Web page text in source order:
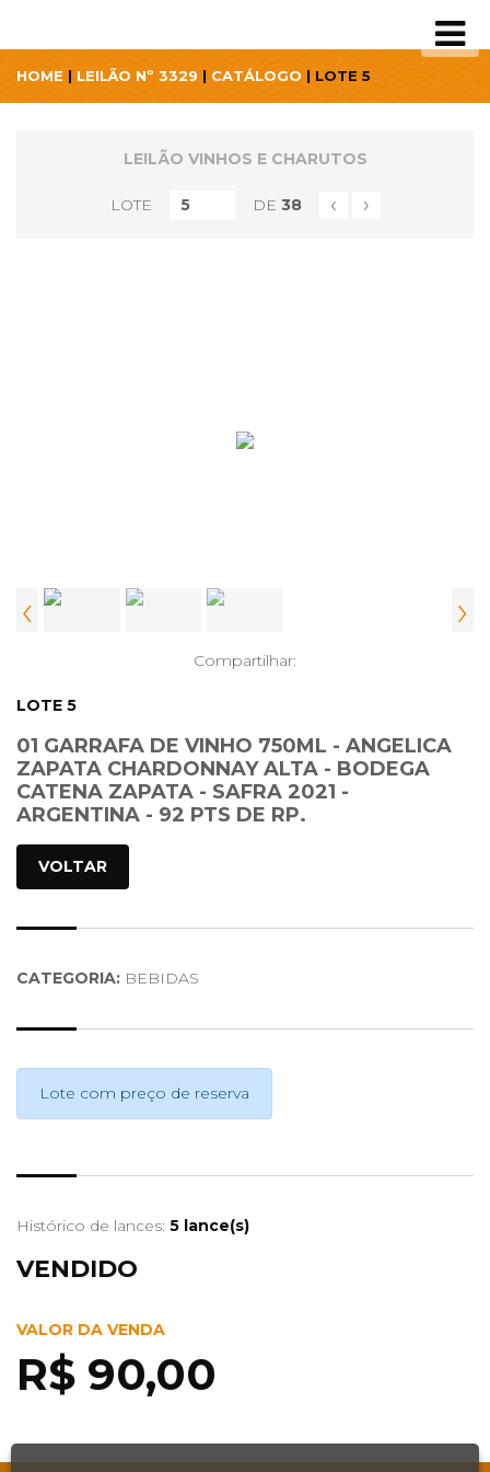
HOME | LEILÃO Nº 3329 | CATÁLOGO | LOTE 5
LEILÃO VINHOS E CHARUTOS
LOTE DE 38 ‹ ›
‹ ›
Compartilhar:
LOTE 5
01 GARRAFA DE VINHO 750ML - ANGELICA
ZAPATA CHARDONNAY ALTA - BODEGA
CATENA ZAPATA - SAFRA 2021 -
ARGENTINA - 92 PTS DE RP.
VOLTAR
CATEGORIA: BEBIDAS
Lote com preço de reserva
Histórico de lances: 5 lance(s)
VENDIDO
VALOR DA VENDA
R$ 90,00